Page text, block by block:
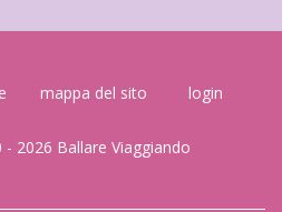
mappa del sito login
2026 Ballare Viaggiando